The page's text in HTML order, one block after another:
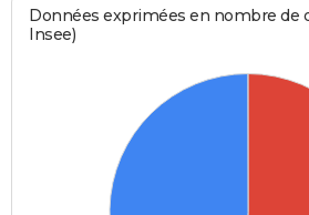
Données exprimées en nombre de
Insee)